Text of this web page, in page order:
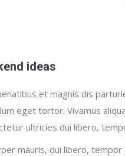
ideas
et magnis dis
eget tortor. Vivamus
ultricies dui libero,
mauris, dui libero,